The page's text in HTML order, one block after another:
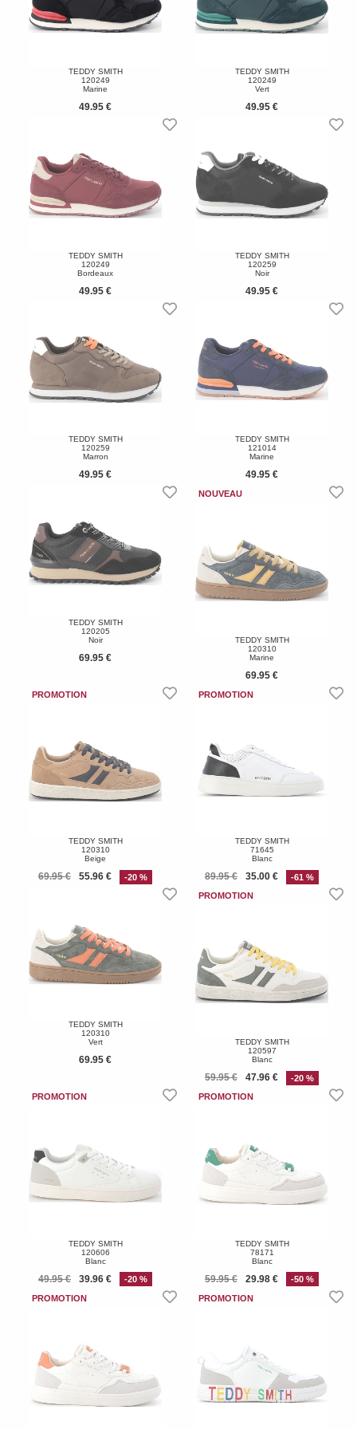
TEDDY SMITH
120249
Marine
49.95 €
TEDDY SMITH
120249
Vert
49.95 €
TEDDY SMITH
120249
Bordeaux
49.95 €
TEDDY SMITH
120259
Noir
49.95 €
TEDDY SMITH
120259
Marron
49.95 €
TEDDY SMITH
121014
Marine
49.95 €
TEDDY SMITH
120205
Noir
69.95 €
TEDDY SMITH
120310
Marine
69.95 €
TEDDY SMITH
120310
Beige
69.95 € 55.96 € -20 %
TEDDY SMITH
71645
Blanc
89.95 € 35.00 € -61 %
TEDDY SMITH
120310
Vert
69.95 €
TEDDY SMITH
120597
Blanc
59.95 € 47.96 € -20 %
TEDDY SMITH
120606
Blanc
49.95 € 39.96 € -20 %
TEDDY SMITH
78171
Blanc
59.95 € 29.98 € -50 %